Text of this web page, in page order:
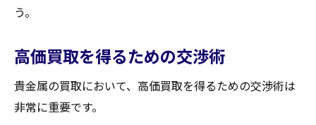
う。
高価買取を得るための交渉術
貴金属の買取において、高価買取を得るための交渉術は
非常に重要です。